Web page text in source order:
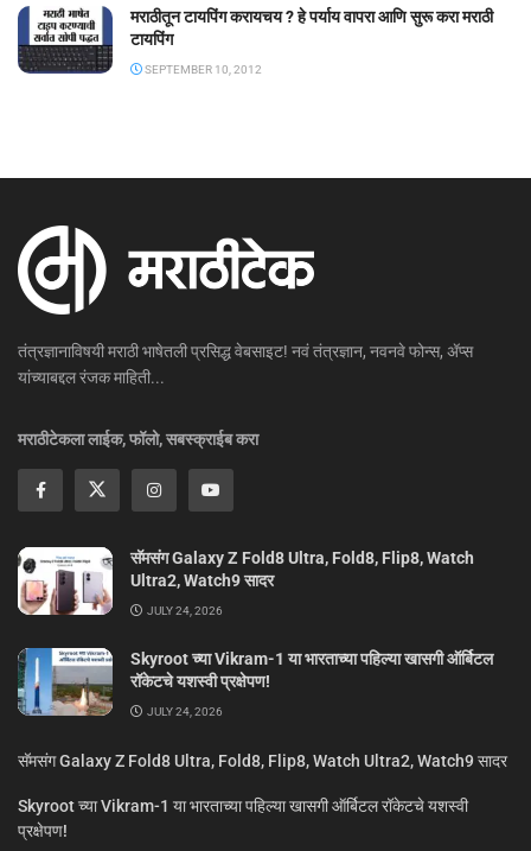
मराठीतून टायपिंग करायचय ? हे पर्याय वापरा आणि सुरू करा मराठी
टायपिंग
SEPTEMBER 10, 2012
तंत्रज्ञानाविषयी मराठी भाषेतली प्रसिद्ध वेबसाइट! नवं तंत्रज्ञान, नवनवे फोन्स, ॲप्स
यांच्याबद्दल रंजक माहिती...
मराठीटेकला लाईक, फॉलो, सबस्क्राईब करा
सॅमसंग Galaxy Z Fold8 Ultra, Fold8, Flip8, Watch
Ultra2, Watch9 सादर
JULY 24, 2026
Skyroot च्या Vikram-1 या भारताच्या पहिल्या खासगी ऑर्बिटल
रॉकेटचे यशस्वी प्रक्षेपण!
JULY 24, 2026
सॅमसंग Galaxy Z Fold8 Ultra, Fold8, Flip8, Watch Ultra2, Watch9 सादर
Skyroot च्या Vikram-1 या भारताच्या पहिल्या खासगी ऑर्बिटल रॉकेटचे यशस्वी
प्रक्षेपण!